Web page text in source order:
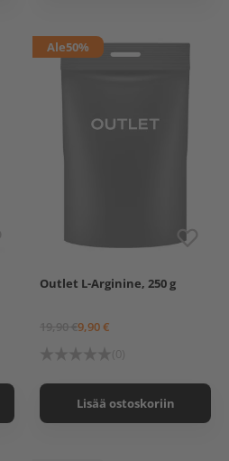
Ale50%
Outlet L-Arginine, 250 g
19,90 €9,90 €
Lisää ostoskoriin